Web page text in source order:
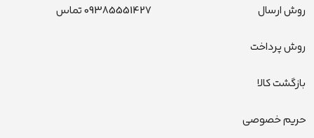
روش ارسال
روش پرداخت
بازگشت کالا
حریم خصوصی
09385551427 تماس